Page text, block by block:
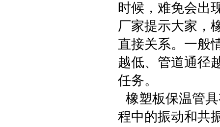
时候，难免会出
厂家提示大家，
直接关系。一般
越低、管道通径
任务。
橡塑板保温管
程中的振动和共